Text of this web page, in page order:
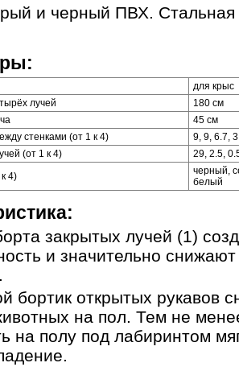
и черный ПВХ. Стальная
для крыс
лучей
180 см
45 см
стенками (от 1 к 4)
9, 9, 6.7,
(от 1 к 4)
29, 2.5,
4)
черный,
белый
закрытых лучей (1)
и значительно
бортик открытых рукавов
на пол. Тем не
на полу под лабиринтом